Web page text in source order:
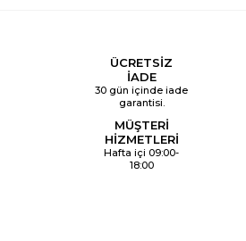
ÜCRETSİZ
İADE
30 gün içinde iade
garantisi.
MÜŞTERİ
HİZMETLERİ
Hafta içi 09:00-
18:00